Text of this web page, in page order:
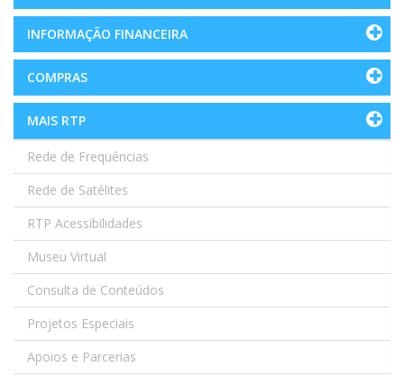
INFORMAÇÃO FINANCEIRA
COMPRAS
MAIS RTP
Rede de Frequências
Rede de Satélites
RTP Acessibilidades
Museu Virtual
Consulta de Conteúdos
Projetos Especiais
Apoios e Parcerias